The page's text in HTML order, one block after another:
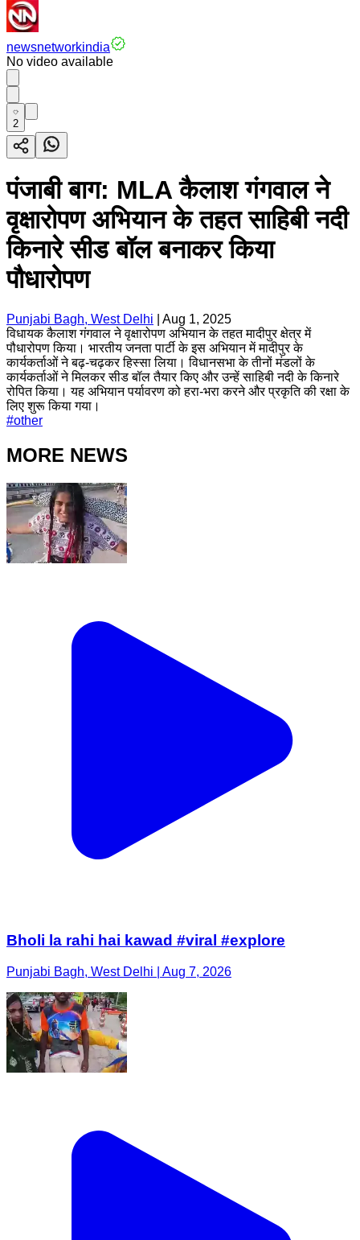
newsnetworkindia
No video available
2
पंजाबी बाग: MLA कैलाश गंगवाल ने
वृक्षारोपण अभियान के तहत साहिबी नदी
किनारे सीड बॉल बनाकर किया
पौधारोपण
Punjabi Bagh, West Delhi
Aug 1, 2025
विधायक कैलाश गंगवाल ने वृक्षारोपण अभियान के तहत मादीपुर क्षेत्र में
पौधारोपण किया। भारतीय जनता पार्टी के इस अभियान में मादीपुर के
कार्यकर्ताओं ने बढ़-चढ़कर हिस्सा लिया। विधानसभा के तीनों मंडलों के
कार्यकर्ताओं ने मिलकर सीड बॉल तैयार किए और उन्हें साहिबी नदी के किनारे
रोपित किया। यह अभियान पर्यावरण को हरा-भरा करने और प्रकृति की रक्षा के
लिए शुरू किया गया।
#other
MORE NEWS
Bholi la rahi hai kawad #viral #explore
Punjabi Bagh, West Delhi | Aug 7, 2026